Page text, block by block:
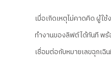
เมื่อเกิดเหตุไม่คาดคิด ผู้ใ
ทำงานของลิฟต์ได้ทันที พ
เชื่อมต่อกับหมายเลขฉุกเฉิ